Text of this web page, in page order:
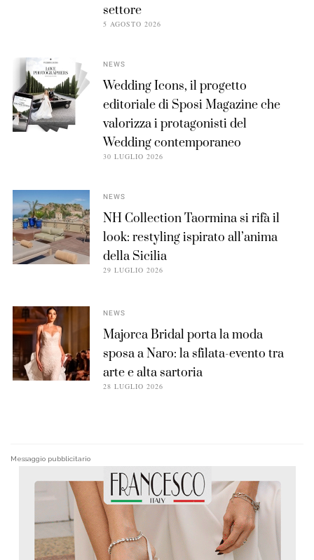
settore
5 AGOSTO 2026
NEWS
Wedding Icons, il progetto
editoriale di Sposi Magazine che
valorizza i protagonisti del
Wedding contemporaneo
30 LUGLIO 2026
NEWS
NH Collection Taormina si rifà il
look: restyling ispirato all’anima
della Sicilia
29 LUGLIO 2026
NEWS
Majorca Bridal porta la moda
sposa a Naro: la sfilata-evento tra
arte e alta sartoria
28 LUGLIO 2026
Messaggio pubblicitario